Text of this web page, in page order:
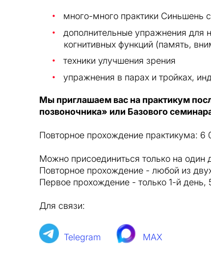
много-много практики Синьшень
дополнительные упражнения для
когнитивных функций (память,
техники улучшения зрения
упражнения в парах и тройках,
Мы приглашаем вас на практикум
позвоночника» или Базового
Повторное прохождение практикума: 6
Можно присоединиться только на один
Повторное прохождение - любой из
Первое прохождение - только 1-й день,
Для связи:
Telegram MAX